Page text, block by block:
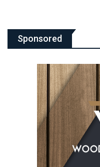
Sponsored